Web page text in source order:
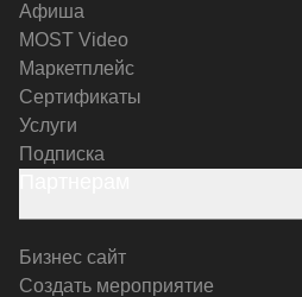
Афиша
MOST Video
Маркетплейс
Сертификаты
Услуги
Подписка
Бизнес сайт
Создать мероприятие